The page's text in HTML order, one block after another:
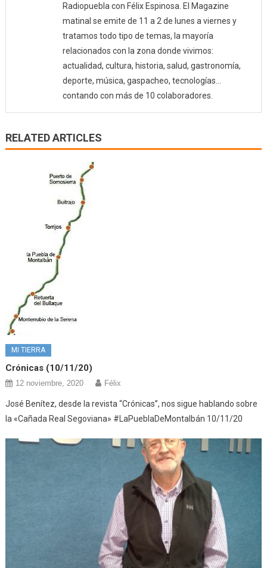
Radiopuebla con Félix Espinosa. El Magazine
matinal se emite de 11 a 2 de lunes a viernes y
tratamos todo tipo de temas, la mayoría
relacionados con la zona donde vivimos:
actualidad, cultura, historia, salud, gastronomía,
deporte, música, gaspacheo, tecnologías…
contando con más de 10 colaboradores.
RELATED ARTICLES
MI TIERRA
Crónicas (10/11/20)
12 noviembre, 2020 Félix
José Benítez, desde la revista “Crónicas”, nos sigue hablando sobre
la «Cañada Real Segoviana» #LaPueblaDeMontalbán 10/11/20